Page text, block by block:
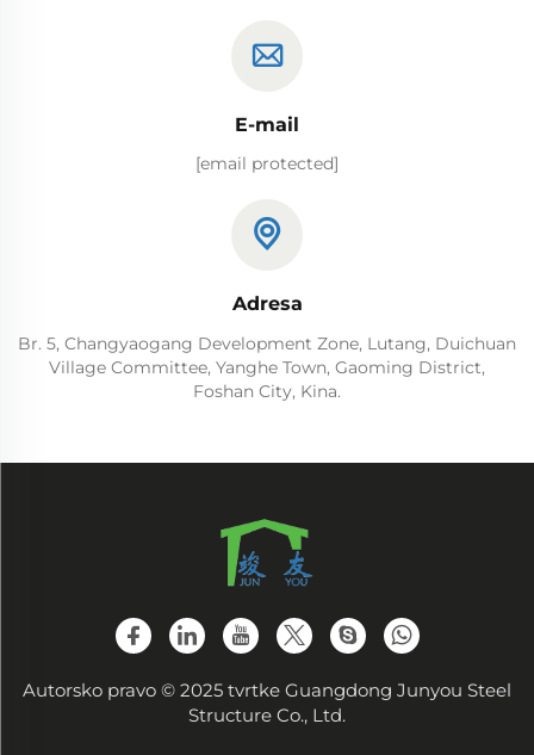
E-mail
[email protected]
Adresa
Br. 5, Changyaogang Development Zone, Lutang, Duichuan
Village Committee, Yanghe Town, Gaoming District,
Foshan City, Kina.
Autorsko pravo © 2025 tvrtke Guangdong Junyou Steel
Structure Co., Ltd.